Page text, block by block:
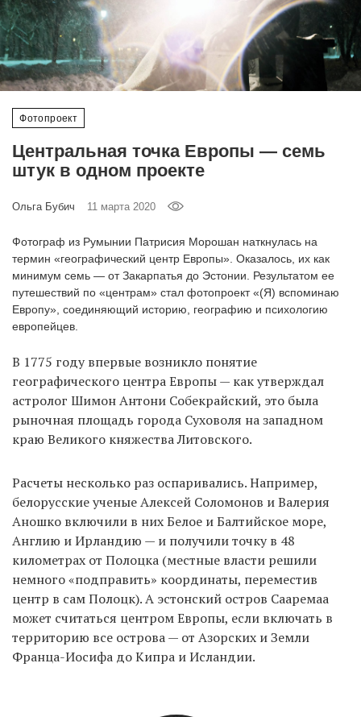
EN
UA
Фотопроект
Центральная точка Европы — семь
штук в одном проекте
Ольга Бубич 11 марта 2020
Фотограф из Румынии Патрисия Морошан наткнулась на
термин «географический центр Европы». Оказалось, их как
минимум семь — от Закарпатья до Эстонии. Результатом ее
путешествий по «центрам» стал фотопроект «(Я) вспоминаю
Европу», соединяющий историю, географию и психологию
европейцев.
В 1775 году впервые возникло понятие
географического центра Европы — как утверждал
астролог Шимон Антони Собекрайский, это была
рыночная площадь города Суховоля на западном
краю Великого княжества Литовского.
Расчеты несколько раз оспаривались. Например,
белорусские ученые Алексей Соломонов и Валерия
Аношко включили в них Белое и Балтийское море,
Англию и Ирландию — и получили точку в 48
километрах от Полоцка (местные власти решили
немного «подправить» координаты, переместив
центр в сам Полоцк). А эстонский остров Сааремаа
может считаться центром Европы, если включать в
территорию все острова — от Азорских и Земли
Франца-Иосифа до Кипра и Исландии.